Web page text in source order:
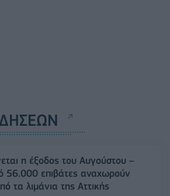
η έξοδος του Αυγούστου –
56.000 επιβάτες αναχωρούν
τα λιμάνια της Αττικής